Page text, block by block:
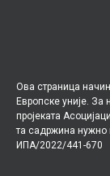
Ова страница
Европске уније.
пројеката
та садржина нужно
ИПА/2022/441-670